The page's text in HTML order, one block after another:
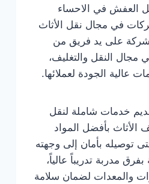
العفش في الاحساء
في مجال نقل الأثاث
على يد فريق من
مجال النقل والتغليف،
عالية الجودة لعملائها.
خدمات شاملة لنقل
الأثاث بأفضل المواد
توصيله بأمان إلى وجهته
مدربة تدريباً عالياً،
والمعدات لضمان سلامة